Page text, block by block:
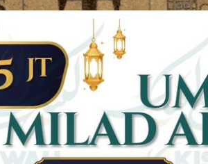
DISCLAIMER
PEDOMAN MEDIA SIBER
JARINGAN SOCIAL
Facebook
Linkedin